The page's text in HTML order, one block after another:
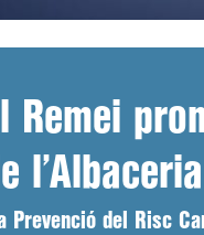
Remei
l’Albaceria
Prevenció del Risc